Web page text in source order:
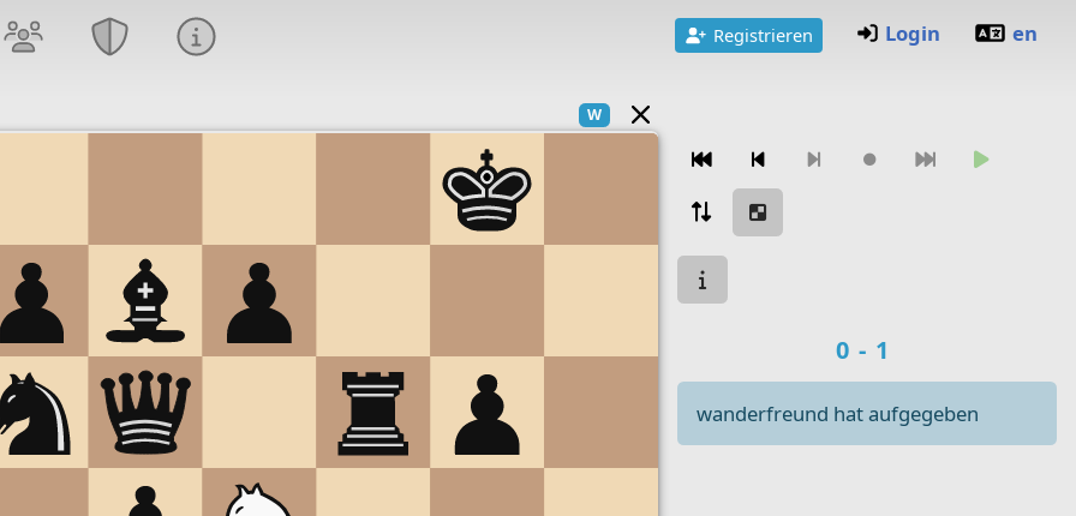
Registrieren Login en
W
Zugnavigation
Spielergebnis
0-1
wanderfreund hat aufgegeben